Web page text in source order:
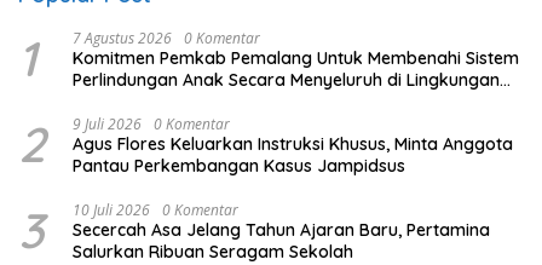
1 7 Agustus 2026 0 Komentar
Komitmen Pemkab Pemalang Untuk Membenahi Sistem
Perlindungan Anak Secara Menyeluruh di Lingkungan
2 9 Juli 2026 0 Komentar
Agus Flores Keluarkan Instruksi Khusus, Minta Anggota
Pantau Perkembangan Kasus Jampidsus
3 10 Juli 2026 0 Komentar
Secercah Asa Jelang Tahun Ajaran Baru, Pertamina
Salurkan Ribuan Seragam Sekolah